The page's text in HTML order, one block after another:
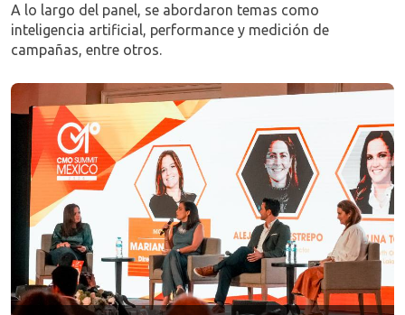
A lo largo del panel, se abordaron temas como
inteligencia artificial, performance y medición de
campañas, entre otros.